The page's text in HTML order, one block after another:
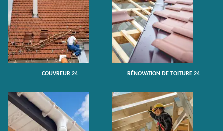
COUVREUR 24 RÉNOVATION DE TOITURE 24